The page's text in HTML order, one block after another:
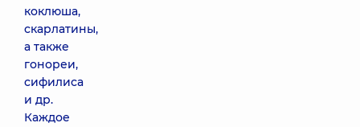
коклюша,
скарлатины,
а также
гонореи,
сифилиса
и др.
Каждое